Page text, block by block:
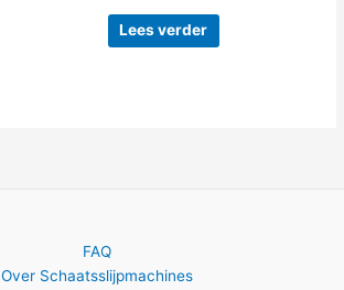
Lees verder
FAQ
Over Schaatsslijpmachines